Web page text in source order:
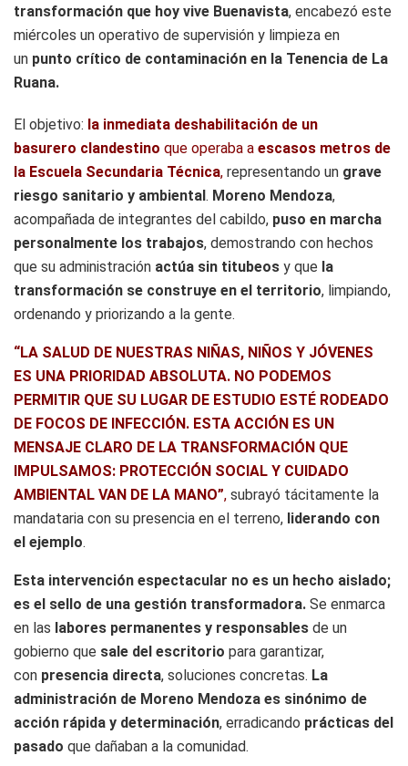
transformación que hoy vive Buenavista, encabezó este
miércoles un operativo de supervisión y limpieza en
un punto crítico de contaminación en la Tenencia de La
Ruana.
El objetivo: la inmediata deshabilitación de un
basurero clandestino que operaba a escasos metros de
la Escuela Secundaria Técnica, representando un grave
riesgo sanitario y ambiental . Moreno Mendoza,
acompañada de integrantes del cabildo, puso en marcha
personalmente los trabajos, demostrando con hechos
que su administración actúa sin titubeos y que la
transformación se construye en el territorio, limpiando,
ordenando y priorizando a la gente.
“LA SALUD DE NUESTRAS NIÑAS, NIÑOS Y JÓVENES
ES UNA PRIORIDAD ABSOLUTA. NO PODEMOS
PERMITIR QUE SU LUGAR DE ESTUDIO ESTÉ RODEADO
DE FOCOS DE INFECCIÓN. ESTA ACCIÓN ES UN
MENSAJE CLARO DE LA TRANSFORMACIÓN QUE
IMPULSAMOS: PROTECCIÓN SOCIAL Y CUIDADO
AMBIENTAL VAN DE LA MANO”, subrayó tácitamente la
mandataria con su presencia en el terreno, liderando con
el ejemplo.
Esta intervención espectacular no es un hecho aislado;
es el sello de una gestión transformadora. Se enmarca
en las labores permanentes y responsables de un
gobierno que sale del escritorio para garantizar,
con presencia directa, soluciones concretas. La
administración de Moreno Mendoza es sinónimo de
acción rápida y determinación, erradicando prácticas del
pasado que dañaban a la comunidad.